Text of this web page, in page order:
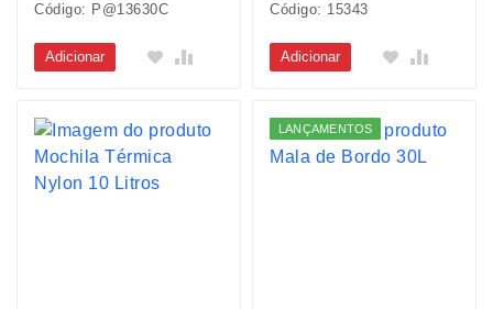
Código: P@13630C
Adicionar
Código: 15343
Adicionar
LANÇAMENTOS